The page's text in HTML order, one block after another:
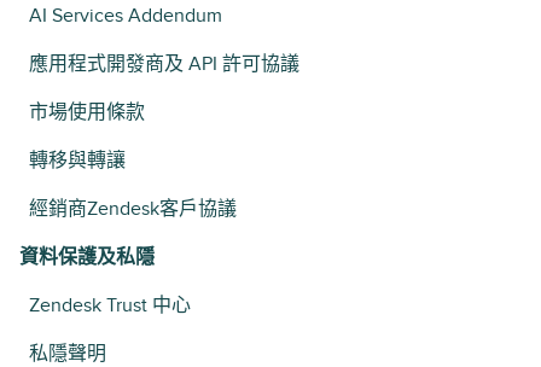
AI Services Addendum
應用程式開發商及 API 許可協議
市場使用條款
轉移與轉讓
經銷商Zendesk客戶協議
資料保護及私隱
Zendesk Trust 中心
私隱聲明